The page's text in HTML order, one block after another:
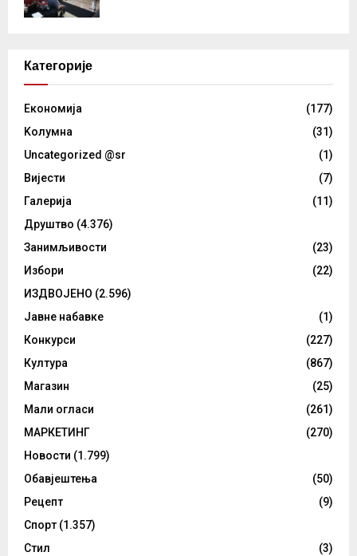
Категорије
Eкономија
(177)
Kолумнa
(31)
Uncategorized @sr
(1)
Вијести
(7)
Галерија
(11)
Друштво (4.376)
Занимљивости
(23)
Избори
(22)
ИЗДВОЈЕНО (2.596)
Јавне набавке
(1)
Конкурси
(227)
Култура
(867)
Магазин
(25)
Мали огласи
(261)
МАРКЕТИНГ
(270)
Новости (1.799)
Обавјештења
(50)
Рецепт
(9)
Спорт (1.357)
Стил
(3)